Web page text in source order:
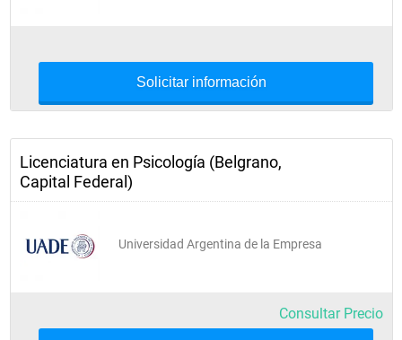
Solicitar información
Licenciatura en Psicología (Belgrano,
Capital Federal)
Universidad Argentina de la Empresa
Consultar Precio